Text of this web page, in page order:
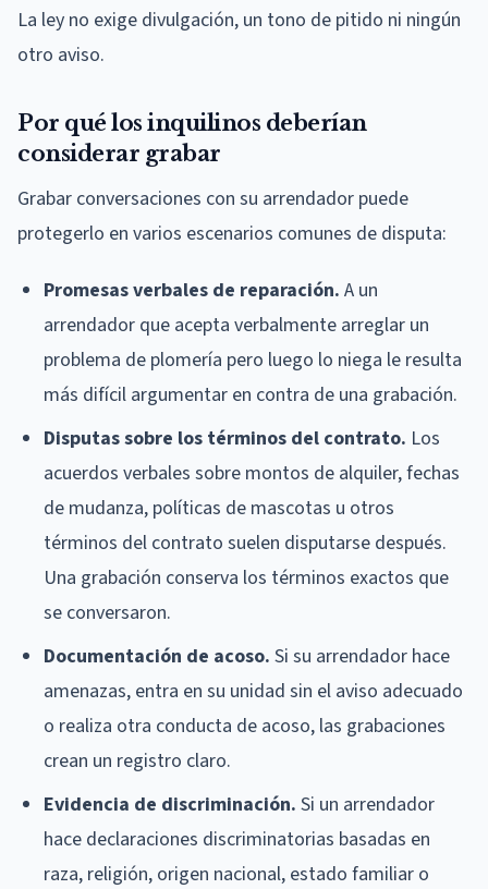
La ley no exige divulgación, un tono de pitido ni ningún
otro aviso.
Por qué los inquilinos deberían
considerar grabar
Grabar conversaciones con su arrendador puede
protegerlo en varios escenarios comunes de disputa:
Promesas verbales de reparación. A un
arrendador que acepta verbalmente arreglar un
problema de plomería pero luego lo niega le resulta
más difícil argumentar en contra de una grabación.
Disputas sobre los términos del contrato. Los
acuerdos verbales sobre montos de alquiler, fechas
de mudanza, políticas de mascotas u otros
términos del contrato suelen disputarse después.
Una grabación conserva los términos exactos que
se conversaron.
Documentación de acoso. Si su arrendador hace
amenazas, entra en su unidad sin el aviso adecuado
o realiza otra conducta de acoso, las grabaciones
crean un registro claro.
Evidencia de discriminación. Si un arrendador
hace declaraciones discriminatorias basadas en
raza, religión, origen nacional, estado familiar o